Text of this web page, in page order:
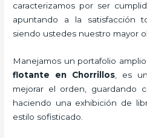
caracterizamos por ser
apuntando a la satisfacción
siendo ustedes nuestro mayor
Manejamos un portafolio
flotante en Chorrillos, es
mejorar el orden, guardando
haciendo una exhibición de
estilo sofisticado.